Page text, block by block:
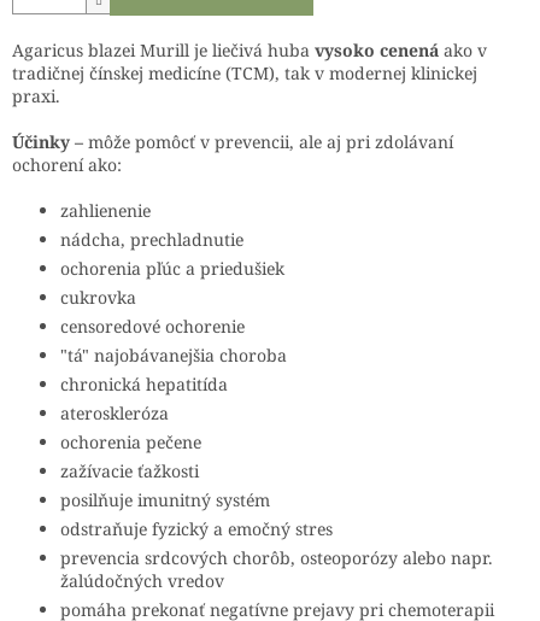
Agaricus blazei Murill je liečivá huba vysoko cenená ako v
tradičnej čínskej medicíne (TCM), tak v modernej klinickej
praxi.
Účinky – môže pomôcť v prevencii, ale aj pri zdolávaní
ochorení ako:
zahlienenie
nádcha, prechladnutie
ochorenia pľúc a priedušiek
cukrovka
censoredové ochorenie
"tá" najobávanejšia choroba
chronická hepatitída
ateroskleróza
ochorenia pečene
zažívacie ťažkosti
posilňuje imunitný systém
odstraňuje fyzický a emočný stres
prevencia srdcových chorôb, osteoporózy alebo napr.
žalúdočných vredov
pomáha prekonať negatívne prejavy pri chemoterapii